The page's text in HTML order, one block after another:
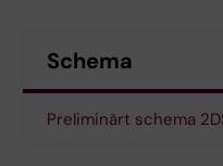
Schema
Preliminärt schema